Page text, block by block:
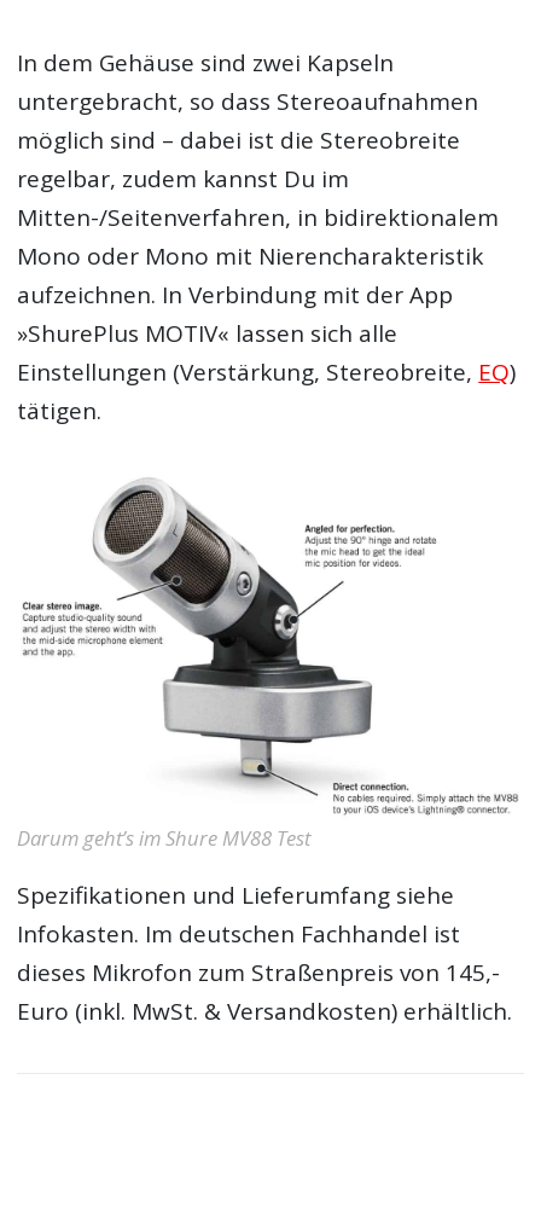
In dem Gehäuse sind zwei Kapseln
untergebracht, so dass Stereoaufnahmen
möglich sind – dabei ist die Stereobreite
regelbar, zudem kannst Du im
Mitten-/Seitenverfahren, in bidirektionalem
Mono oder Mono mit Nierencharakteristik
aufzeichnen. In Verbindung mit der App
»ShurePlus MOTIV« lassen sich alle
Einstellungen (Verstärkung, Stereobreite, EQ)
tätigen.
Darum geht’s im Shure MV88 Test
Spezifikationen und Lieferumfang siehe
Infokasten. Im deutschen Fachhandel ist
dieses Mikrofon zum Straßenpreis von 145,-
Euro (inkl. MwSt. & Versandkosten) erhältlich.